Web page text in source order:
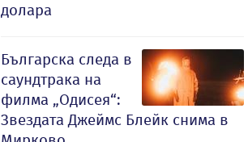
долара
Българска следа в
саундтрака на
филма „Одисея“:
Звездата Джеймс Блейк снима в